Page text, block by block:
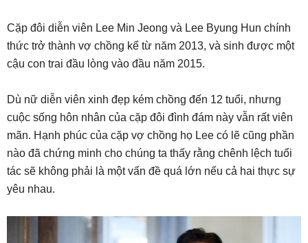
Cặp đôi diễn viên Lee Min Jeong và Lee Byung Hun chính
thức trở thành vợ chồng kể từ năm 2013, và sinh được một
cậu con trai đầu lòng vào đầu năm 2015.
Dù nữ diễn viên xinh đẹp kém chồng đến 12 tuổi, nhưng
cuộc sống hôn nhân của cặp đôi đình đám này vẫn rất viên
mãn. Hạnh phúc của cặp vợ chồng họ Lee có lẽ cũng phần
nào đã chứng minh cho chúng ta thấy rằng chênh lệch tuổi
tác sẽ không phải là một vấn đề quá lớn nếu cả hai thực sự
yêu nhau.